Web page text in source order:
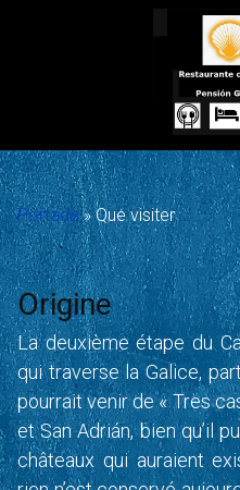
Portada»Que visiter
Origine
La deuxième étape du
qui traverse la Galice,
pourrait venir de « Tres
et San Adrián, bien qu’il
châteaux qui auraient